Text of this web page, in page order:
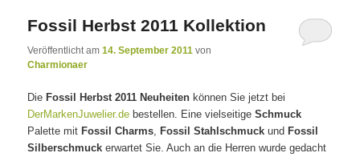
Fossil Herbst 2011 Kollektion
Veröffentlicht am14. September 2011 von
Charmionaer
DieFossil Herbst 2011 Neuheiten können Sie jetzt bei
DerMarkenJuwelier.de bestellen. Eine vielseitigeSchmuck
Palette mitFossil Charms ,Fossil Stahlschmuck undFossil
Silberschmuck erwartet Sie. Auch an die Herren wurde gedacht